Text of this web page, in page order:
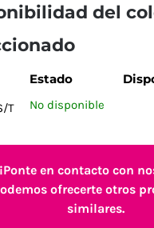
del
Estado
T No disponible
en contacto con
ofrecerte otros
similares.